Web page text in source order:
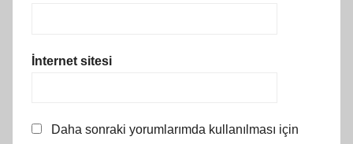
İnternet sitesi
Daha sonraki yorumlarımda kullanılması için